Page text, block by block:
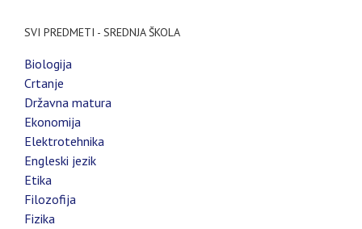
SVI PREDMETI - SREDNJA ŠKOLA
Biologija
Crtanje
Državna matura
Ekonomija
Elektrotehnika
Engleski jezik
Etika
Filozofija
Fizika